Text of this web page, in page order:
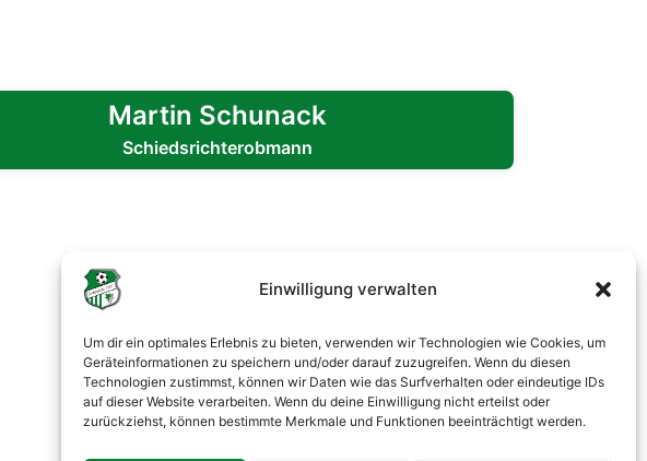
Einwilligung verwalten
Um dir ein optimales Erlebnis zu bieten, verwenden wir Technologien wie Cookies, um
Geräteinformationen zu speichern und/oder darauf zuzugreifen. Wenn du diesen
Technologien zustimmst, können wir Daten wie das Surfverhalten oder eindeutige IDs
auf dieser Website verarbeiten. Wenn du deine Einwilligung nicht erteilst oder
zurückziehst, können bestimmte Merkmale und Funktionen beeinträchtigt werden.
Martin Schunack
Schiedsrichterobmann